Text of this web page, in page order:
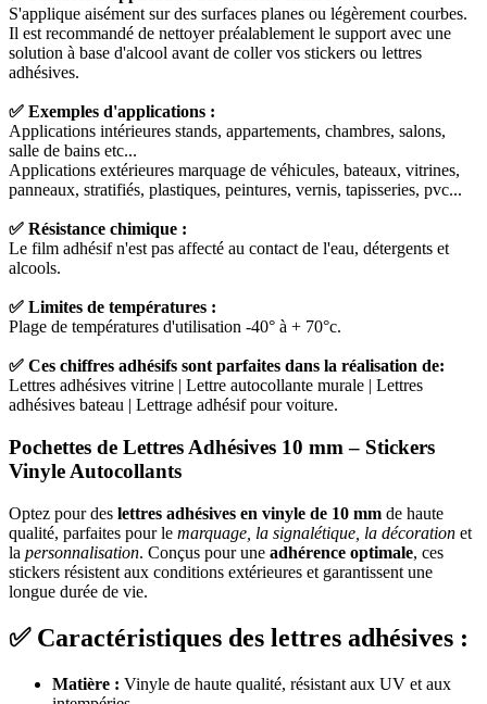
S'applique aisément sur des surfaces planes ou légèrement courbes.
Il est recommandé de nettoyer préalablement le support avec une
solution à base d'alcool avant de coller vos stickers ou lettres
adhésives.
✅ Exemples d'applications :
Applications intérieures stands, appartements, chambres, salons,
salle de bains etc...
Applications extérieures marquage de véhicules, bateaux, vitrines,
panneaux, stratifiés, plastiques, peintures, vernis, tapisseries, pvc...
✅ Résistance chimique :
Le film adhésif n'est pas affecté au contact de l'eau, détergents et
alcools.
✅ Limites de températures :
Plage de températures d'utilisation -40° à + 70°c.
✅ Ces chiffres adhésifs sont parfaites dans la réalisation de:
Lettres adhésives vitrine | Lettre autocollante murale | Lettres
adhésives bateau | Lettrage adhésif pour voiture.
Pochettes de Lettres Adhésives 10 mm – Stickers
Vinyle Autocollants
Optez pour des lettres adhésives en vinyle de 10 mm de haute
qualité, parfaites pour le marquage, la signalétique, la décoration et
la personnalisation. Conçus pour une adhérence optimale, ces
stickers résistent aux conditions extérieures et garantissent une
longue durée de vie.
✅ Caractéristiques des lettres adhésives :
Matière : Vinyle de haute qualité, résistant aux UV et aux